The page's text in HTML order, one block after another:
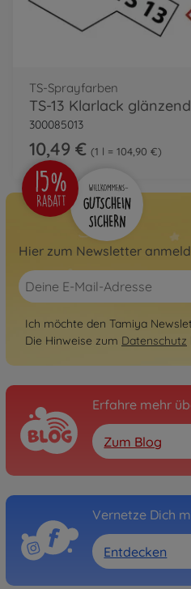
TS-Sprayfarben
300085013
10,49 € 1 l = 104,90 €
Hier zum Newsletter
Ich möchte den Tamiya
Die Hinweise zum Datenschutz
Erfahre mehr
Zum Blog
Vernetze Dich
Entdecken